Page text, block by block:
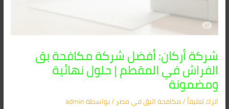
شركة أركان: أفضل شركة مكافحة بق
الفراش في المقطم | حلول نهائية
ومضمونة
اترك تعليقاً/مكافحة البق​ في مصر/ بواسطةadmin